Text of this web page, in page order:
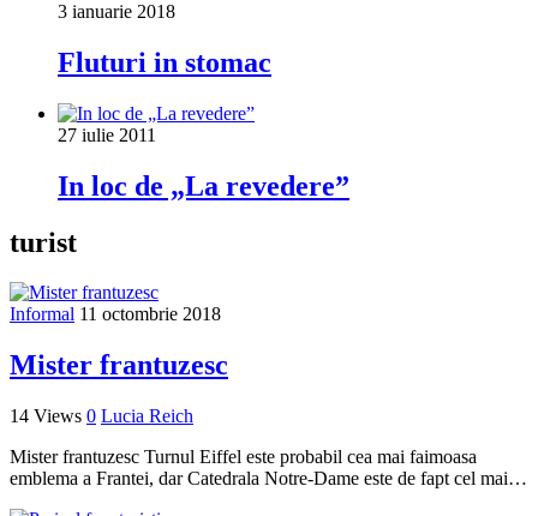
3 ianuarie 2018
Fluturi in stomac
27 iulie 2011
In loc de „La revedere”
turist
Informal 11 octombrie 2018
Mister frantuzesc
14 Views 0 Lucia Reich
Mister frantuzesc Turnul Eiffel este probabil cea mai faimoasa
emblema a Frantei, dar Catedrala Notre-Dame este de fapt cel mai…